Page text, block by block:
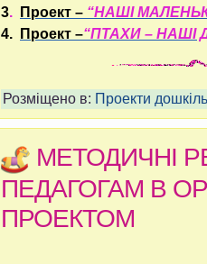
3. Проект – “НАШІ
4.
Проект –“ПТАХИ – НАШІ
Розміщено в: Проекти
МЕТОДИЧНІ
ПЕДАГОГАМ В
ПРОЕКТОМ